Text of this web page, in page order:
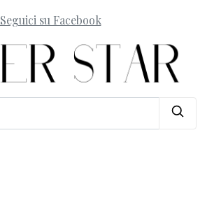
Seguici su Facebook